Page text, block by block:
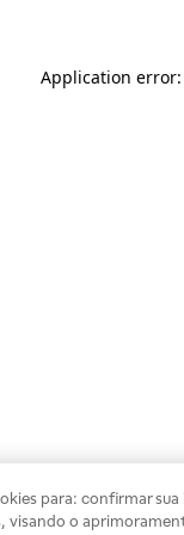
Application
para: confirmar
visando o